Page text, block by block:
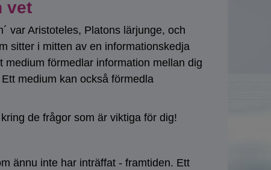
vet
var Aristoteles, Platons lärjunge, och
sitter i mitten av en informationskedja
förmedlar information mellan dig
medium kan också förmedla
de frågor som är viktiga för dig!
ännu inte har inträffat - framtiden. Ett